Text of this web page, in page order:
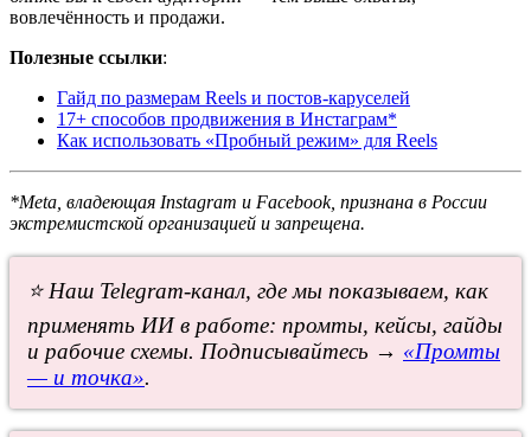
вовлечённость и продажи.
Полезные ссылки:
Гайд по размерам Reels и постов-каруселей
17+ способов продвижения в Инстаграм*
Как использовать «Пробный режим» для Reels
*Meta, владеющая Instagram и Facebook, признана в России
экстремистской организацией и запрещена.
⭐ Наш Telegram-канал, где мы показываем, как
применять ИИ в работе: промты, кейсы, гайды
и рабочие схемы. Подписывайтесь → «Промты
— и точка».